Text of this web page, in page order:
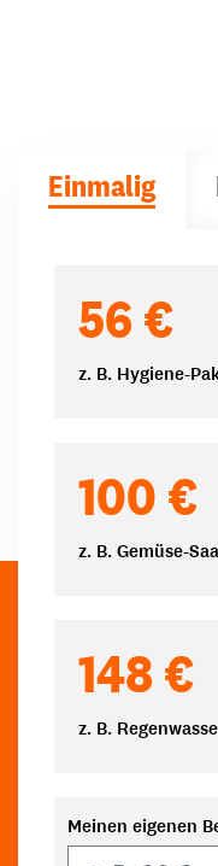
Einmalig
56 €
z. B. Hygiene-
100 €
z. B. Gemüse-
148 €
z. B.
Meinen eigenen